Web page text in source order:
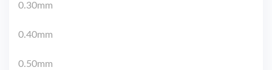
0.30mm
0.40mm
0.50mm